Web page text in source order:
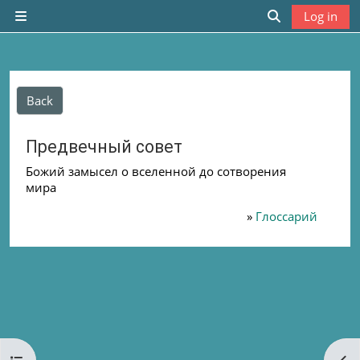
Skip to main content
Side panel
Toggle
Log in
Back
Предвечный совет
Божий замысел о вселенной до сотворения
мира
» Глоссарий